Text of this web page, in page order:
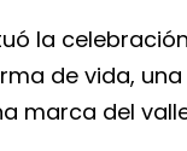
la
de vida,
marca del